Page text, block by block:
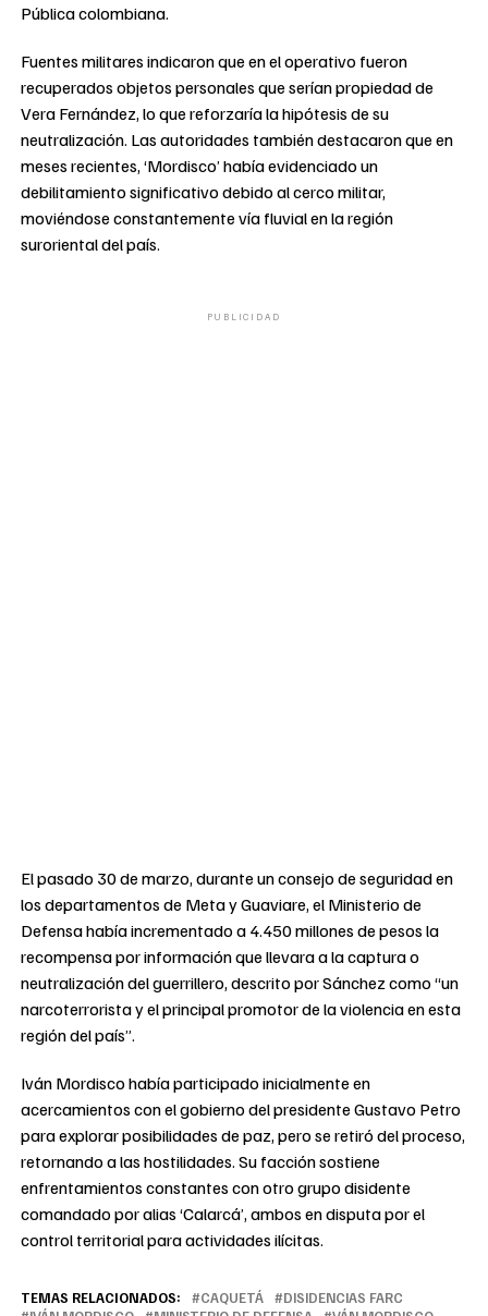
Pública colombiana.
Fuentes militares indicaron que en el operativo fueron
recuperados objetos personales que serían propiedad de
Vera Fernández, lo que reforzaría la hipótesis de su
neutralización. Las autoridades también destacaron que en
meses recientes, ‘Mordisco’ había evidenciado un
debilitamiento significativo debido al cerco militar,
moviéndose constantemente vía fluvial en la región
suroriental del país.
PUBLICIDAD
El pasado 30 de marzo, durante un consejo de seguridad en
los departamentos de Meta y Guaviare, el Ministerio de
Defensa había incrementado a 4.450 millones de pesos la
recompensa por información que llevara a la captura o
neutralización del guerrillero, descrito por Sánchez como “un
narcoterrorista y el principal promotor de la violencia en esta
región del país”.
Iván Mordisco había participado inicialmente en
acercamientos con el gobierno del presidente Gustavo Petro
para explorar posibilidades de paz, pero se retiró del proceso,
retornando a las hostilidades. Su facción sostiene
enfrentamientos constantes con otro grupo disidente
comandado por alias ‘Calarcá’, ambos en disputa por el
control territorial para actividades ilícitas.
TEMAS RELACIONADOS: CAQUETÁ
DISIDENCIAS FARC